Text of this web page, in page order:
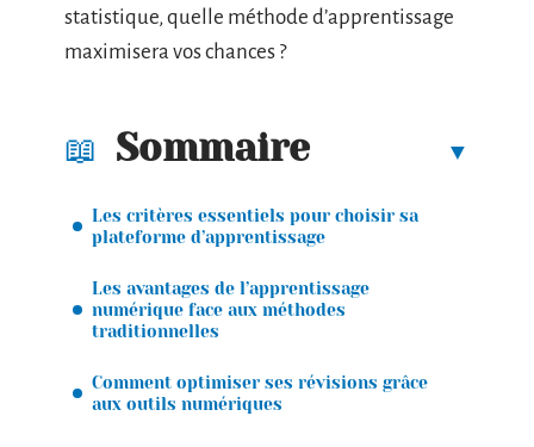
statistique, quelle méthode d’apprentissage
maximisera vos chances ?
Sommaire
Les critères essentiels pour choisir sa
plateforme d’apprentissage
Les avantages de l’apprentissage
numérique face aux méthodes
traditionnelles
Comment optimiser ses révisions grâce
aux outils numériques